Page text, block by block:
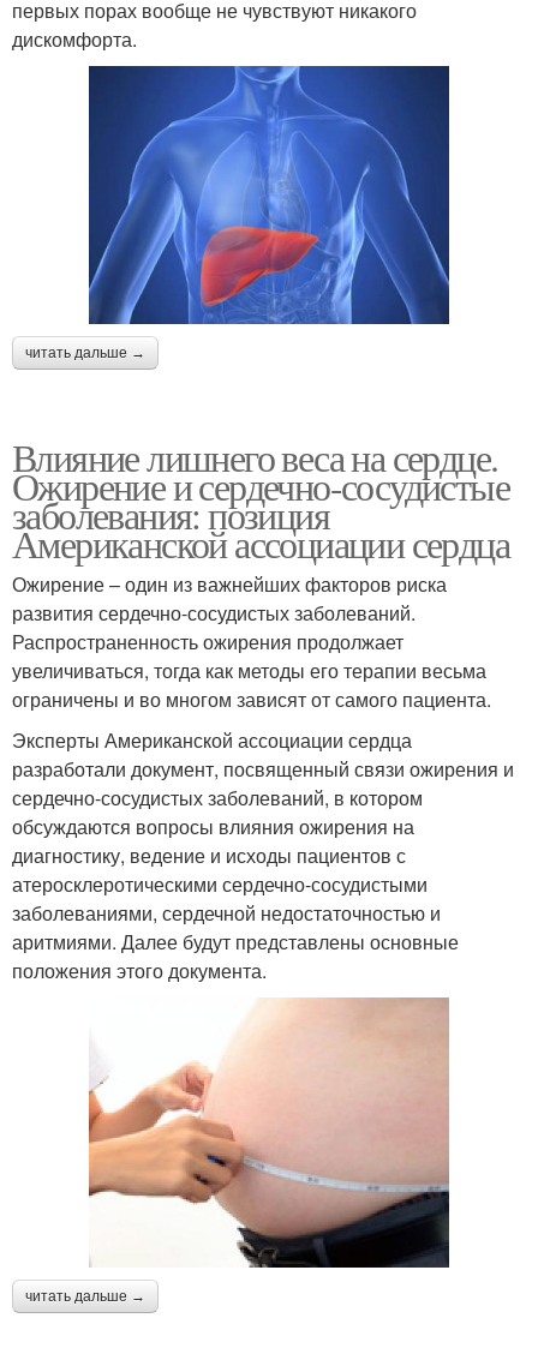
первых порах вообще не чувствуют никакого
дискомфорта.
читать дальше →
Влияние лишнего веса на сердце.
Ожирение и сердечно-сосудистые
заболевания: позиция
Американской ассоциации сердца
Ожирение – один из важнейших факторов риска
развития сердечно-сосудистых заболеваний.
Распространенность ожирения продолжает
увеличиваться, тогда как методы его терапии весьма
ограничены и во многом зависят от самого пациента.
Эксперты Американской ассоциации сердца
разработали документ, посвященный связи ожирения и
сердечно-сосудистых заболеваний, в котором
обсуждаются вопросы влияния ожирения на
диагностику, ведение и исходы пациентов с
атеросклеротическими сердечно-сосудистыми
заболеваниями, сердечной недостаточностью и
аритмиями. Далее будут представлены основные
положения этого документа.
читать дальше →